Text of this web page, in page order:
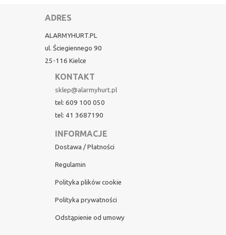
ADRES
ALARMYHURT.PL
ul. Ściegiennego 90
25-116 Kielce
KONTAKT
sklep@alarmyhurt.pl
tel: 609 100 050
tel: 41 3687190
INFORMACJE
Dostawa / Płatności
Regulamin
Polityka plików cookie
Polityka prywatności
Odstąpienie od umowy